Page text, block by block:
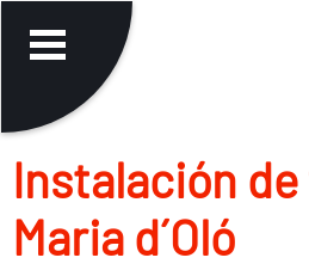
Instalación
Maria d´Oló